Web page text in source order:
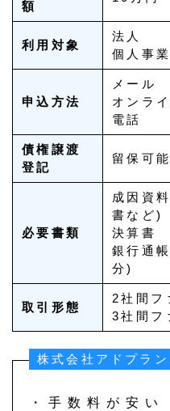
額
利用対象
法人
個人事
申込方法
メール
オンラ
電話
債権譲渡
登記
留保可能
必要書類
成因資
書など)
決算書
銀行通
分)
取引形態
2社間フ
3社間フ
株式会社アドプラ
・手数料が安い